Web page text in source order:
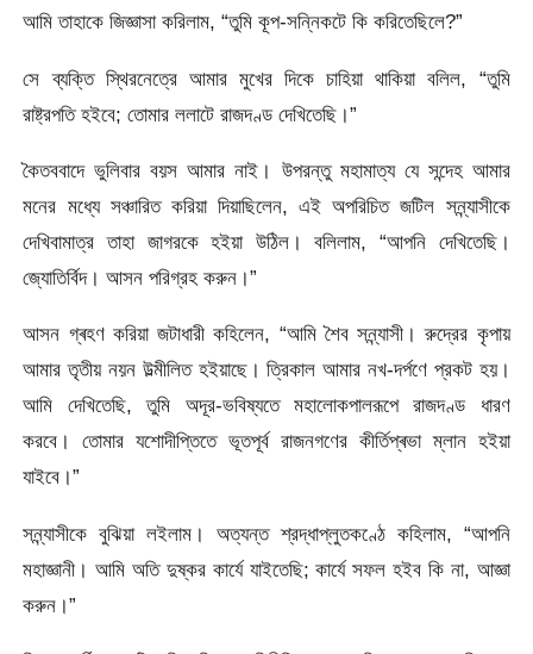
আমি তাহাকে জিজ্ঞাসা করিলাম, “তুমি কূপ-সন্নিকটে কি করিতেছিলে?”
সে ব্যক্তি স্থিরনেত্রে আমার মুখের দিকে চাহিয়া থাকিয়া বলিল, “তুমি
রাষ্ট্রপতি হইবে; তোমার ললাটে রাজদণ্ড দেখিতেছি।”
কৈতববাদে ভুলিবার বয়স আমার নাই। উপরন্তু মহামাত্য যে সন্দেহ আমার
মনের মধ্যে সঞ্চারিত করিয়া দিয়াছিলেন, এই অপরিচিত জটিল সন্ন্যাসীকে
দেখিবামাত্র তাহা জাগরকে হইয়া উঠিল। বলিলাম, “আপনি দেখিতেছি।
জ্যোতির্বিদ। আসন পরিগ্রহ করুন।”
আসন গ্ৰহণ করিয়া জটাধারী কহিলেন, “আমি শৈব সন্ন্যাসী। রুদ্রের কৃপায়
আমার তৃতীয় নয়ন উল্মীলিত হইয়াছে। ত্রিকাল আমার নখ-দর্পণে প্রকট হয়।
আমি দেখিতেছি, তুমি অদূর-ভবিষ্যতে মহালোকপালরূপে রাজদণ্ড ধারণ
করবে। তোমার যশোদীপ্তিতে ভূতপূর্ব রাজনগণের কীর্তিপ্ৰভা ম্লান হইয়া
যাইবে।”
সন্ন্যাসীকে বুঝিয়া লইলাম। অত্যন্ত শ্রদ্ধাপ্লুতকণ্ঠে কহিলাম, “আপনি
মহাজ্ঞানী। আমি অতি দুষ্কর কার্যে যাইতেছি; কার্যে সফল হইব কি না, আজ্ঞা
করুন।”